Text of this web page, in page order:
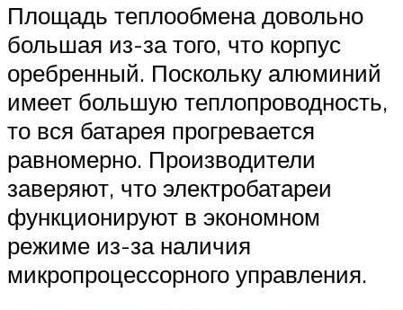
Площадь теплообмена довольно
большая из-за того, что корпус
оребренный. Поскольку алюминий
имеет большую теплопроводность,
то вся батарея прогревается
равномерно. Производители
заверяют, что электробатареи
функционируют в экономном
режиме из-за наличия
микропроцессорного управления.